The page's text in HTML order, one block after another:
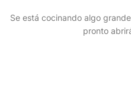
Se está cocinando algo
pronto